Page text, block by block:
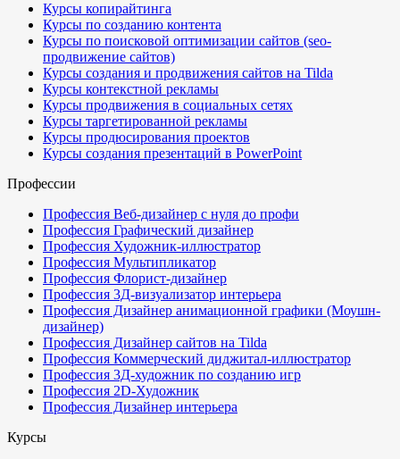
Курсы копирайтинга
Курсы по созданию контента
Курсы по поисковой оптимизации сайтов (seo-
продвижение сайтов)
Курсы создания и продвижения сайтов на Tilda
Курсы контекстной рекламы
Курсы продвижения в социальных сетях
Курсы таргетированной рекламы
Курсы продюсирования проектов
Курсы создания презентаций в PowerPoint
Профессии
Профессия Веб-дизайнер с нуля до профи
Профессия Графический дизайнер
Профессия Художник-иллюстратор
Профессия Мультипликатор
Профессия Флорист-дизайнер
Профессия 3Д-визуализатор интерьера
Профессия Дизайнер анимационной графики (Моушн-
дизайнер)
Профессия Дизайнер сайтов на Tilda
Профессия Коммерческий диджитал-иллюстратор
Профессия 3Д-художник по созданию игр
Профессия 2D-Художник
Профессия Дизайнер интерьера
Курсы